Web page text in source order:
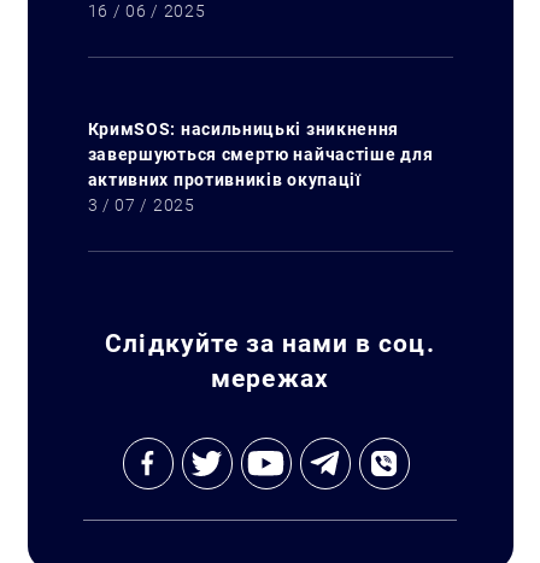
16 / 06 / 2025
КримSOS: насильницькі зникнення
завершуються смертю найчастіше для
активних противників окупації
3 / 07 / 2025
Слідкуйте за нами в соц.
мережах